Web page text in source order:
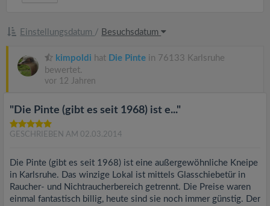
Einstellungsdatum / Besuchsdatum
kimpoldi hat Die Pinte in 76133 Karlsruhe
bewertet.
vor 12 Jahren
"Die Pinte (gibt es seit 1968) ist e..."
GESCHRIEBEN AM 02.03.2014
Die Pinte (gibt es seit 1968) ist eine außergewöhnliche Kneipe
in Karlsruhe. Das winzige Lokal ist mittels Glasschiebetür in
Raucher- und Nichtraucherbereich getrennt. Die Preise waren
einmal fantastisch billig, heute sind sie noch immer günstig. Der